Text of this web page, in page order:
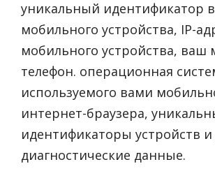
уникальный идентификатор
мобильного устройства, IP-
мобильного устройства,
телефон. операционная
используемого вами
интернет-браузера,
идентификаторы устройств и
диагностические данные.